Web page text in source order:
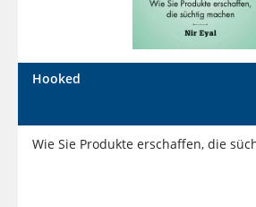
Hooked
Wie Sie Produkte erschaffen, die